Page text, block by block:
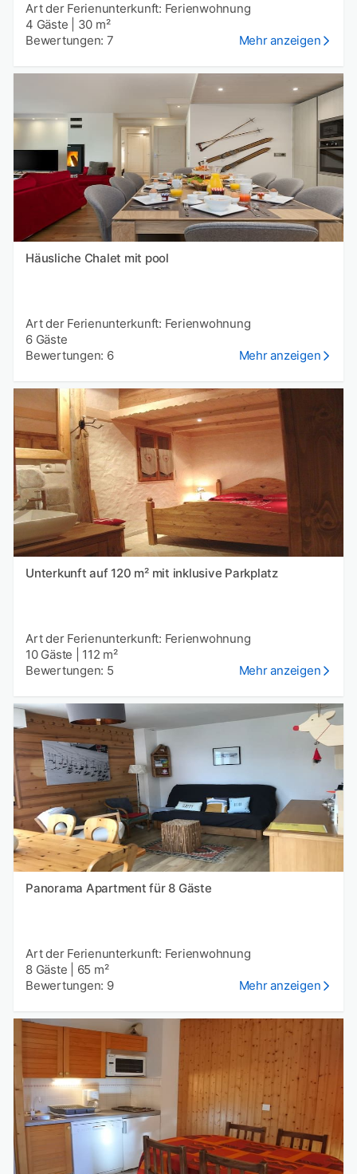
Art der Ferienunterkunft: Ferienwohnung
4 Gäste
30 m²
Bewertungen: 7
Mehr anzeigen
Häusliche Chalet mit pool
Art der Ferienunterkunft: Ferienwohnung
6 Gäste
Bewertungen: 6
Mehr anzeigen
Unterkunft auf 120 m² mit inklusive Parkplatz
Art der Ferienunterkunft: Ferienwohnung
10 Gäste
112 m²
Bewertungen: 5
Mehr anzeigen
Panorama Apartment für 8 Gäste
Art der Ferienunterkunft: Ferienwohnung
8 Gäste
65 m²
Bewertungen: 9
Mehr anzeigen